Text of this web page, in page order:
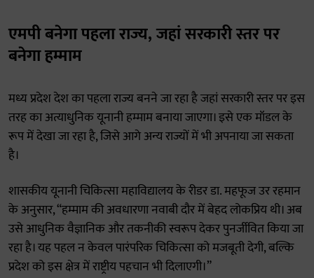
एमपी बनेगा पहला राज्य, जहां सरकारी स्तर पर
बनेगा हम्माम
मध्य प्रदेश देश का पहला राज्य बनने जा रहा है जहां सरकारी स्तर पर इस
तरह का अत्याधुनिक यूनानी हम्माम बनाया जाएगा। इसे एक मॉडल के
रूप में देखा जा रहा है, जिसे आगे अन्य राज्यों में भी अपनाया जा सकता
है।
शासकीय यूनानी चिकित्सा महाविद्यालय के रीडर डा. महफूज उर रहमान
के अनुसार, “हम्माम की अवधारणा नवाबी दौर में बेहद लोकप्रिय थी। अब
उसे आधुनिक वैज्ञानिक और तकनीकी स्वरूप देकर पुनर्जीवित किया जा
रहा है। यह पहल न केवल पारंपरिक चिकित्सा को मजबूती देगी, बल्कि
प्रदेश को इस क्षेत्र में राष्ट्रीय पहचान भी दिलाएगी।”